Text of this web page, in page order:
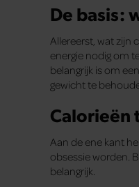
De basis:
Allereerst, wat zijn
energie nodig om
belangrijk is om
gewicht te
Calorieën
Aan de ene kant
obsessie worden.
belangrijk.